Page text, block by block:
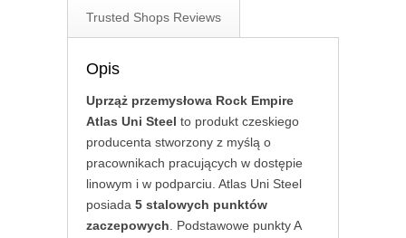
Trusted Shops Reviews
Opis
Uprząż przemysłowa Rock Empire
Atlas Uni Steel to produkt czeskiego
producenta stworzony z myślą o
pracownikach pracujących w dostępie
linowym i w podparciu. Atlas Uni Steel
posiada 5 stalowych punktów
zaczepowych . Podstawowe punkty A